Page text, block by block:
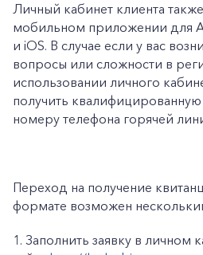
Личный кабинет клиента
мобильном приложении для
и iOS. В случае если у вас
вопросы или сложности в
использовании личного
получить
номеру телефона горячей
Переход на получение
формате возможен
1. Заполнить заявку в личном